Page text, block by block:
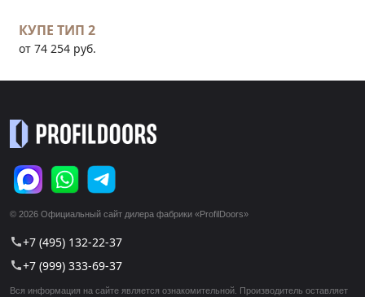
КУПЕ ТИП 2
от 74 254 руб.
© 2026 Официальный сайт дилера фабрики «ProfilDoors»
call+7 (495) 132-22-37
call+7 (999) 333-69-37
Вся информация на сайте является ознакомительной. Производитель оставляет